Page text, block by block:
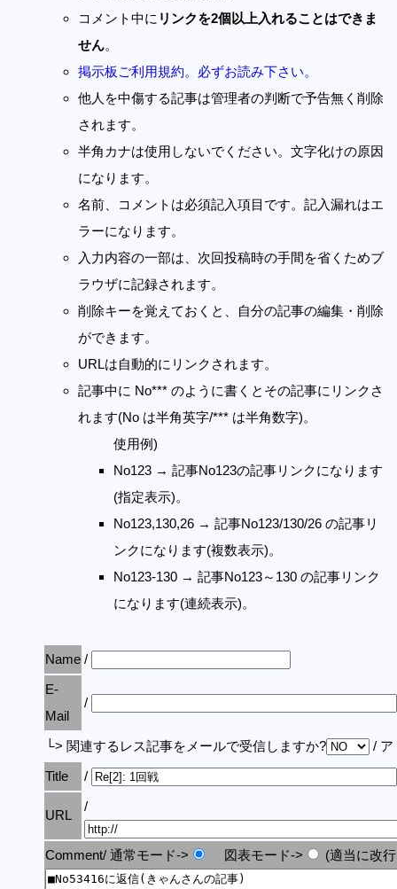
コメント中に リンクを2個以上入れることはできま
せん。
掲示板ご利用規約。必ずお読み下さい。
他人を中傷する記事は管理者の判断で予告無く削除
されます。
半角カナは使用しないでください。文字化けの原因
になります。
名前、コメントは必須記入項目です。記入漏れはエ
ラーになります。
入力内容の一部は、次回投稿時の手間を省くためブ
ラウザに記録されます。
削除キーを覚えておくと、自分の記事の編集・削除
ができます。
URLは自動的にリンクされます。
記事中に No*** のように書くとその記事にリンクさ
れます(No は半角英字/*** は半角数字)。
使用例)
No123 → 記事No123の記事リンクになります
(指定表示)。
No123,130,26 → 記事No123/130/26 の記事リ
ンクになります(複数表示)。
No123-130 → 記事No123～130 の記事リンク
になります(連続表示)。
Name /
E-
Mail
/
└> 関連するレス記事をメールで受信しますか?
/ ア
Title
/
URL
/
Comment/ 通常モード-> 図表モード-> (適当に改